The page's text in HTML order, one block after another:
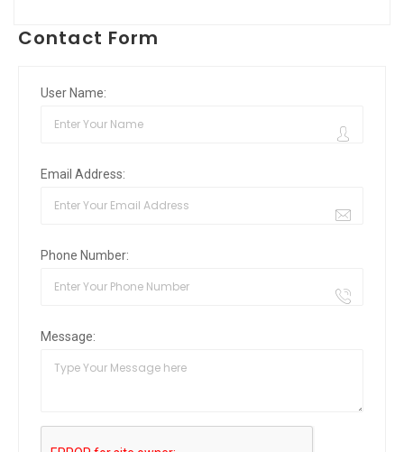
Contact Form
User Name:
Email Address:
Phone Number:
Message: